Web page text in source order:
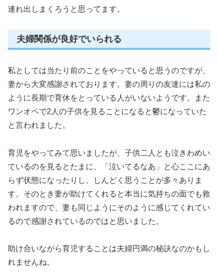
連れ出しまくろうと思ってます。
夫婦関係が良好でいられる
私としては当たり前のことをやっていると思うのですが、
妻から大変感謝されております。妻の周りの友達には私の
ように長期で育休をとっている人がいないようです。また
ワンオペで2人の子供を見ることになると鬱になっていた
と言われました。
育児をやってみて思いましたが、子供二人とも泣きわめい
ているのを見るとたまに、「泣いてるなあ」と心ここにあ
らず状態になったりし、しんどく思うことが多々ありま
す。そのとき妻が助けてくれると本当に気持ちの面でも救
われますので、妻も同じようにそのように感じてくれてい
るので感謝されているのではと思いました。
助け合いながら育児することは夫婦円満の秘訣なのかもし
れませんね。